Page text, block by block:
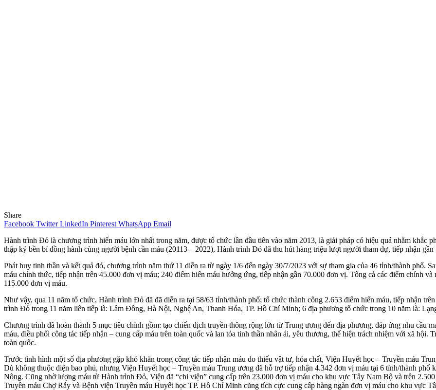
Share
Facebook Twitter LinkedIn Pinterest WhatsApp Email
Hành trình Đỏ là chương trình hiến máu lớn nhất trong năm, được tổ chức lần đầu tiên vào năm 2013, là giải pháp có hiệu quả nhằm khắc
thập kỷ bền bỉ đồng hành cùng người bệnh cần máu (20113 – 2022), Hành trình Đỏ đã thu hút hàng triệu lượt người tham dự, tiếp nhận
Phát huy tinh thần và kết quả đó, chương trình năm thứ 11 diễn ra từ ngày 1/6 đến ngày 30/7/2023 với sự tham gia của 46 tỉnh/thành phố.
máu chính thức, tiếp nhận trên 45.000 đơn vị máu; 240 điểm hiến máu hưởng ứng, tiếp nhận gần 70.000 đơn vị. Tổng cả các điểm chính
115.000 đơn vị máu.
Như vậy, qua 11 năm tổ chức, Hành trình Đỏ đã đã diễn ra tại 58/63 tỉnh/thành phố; tổ chức thành công 2.653 điểm hiến máu, tiếp nhận
trình Đỏ trong 11 năm liên tiếp là: Lâm Đồng, Hà Nội, Nghệ An, Thanh Hóa, TP. Hồ Chí Minh; 6 địa phương tổ chức trong 10 năm là:
Chương trình đã hoàn thành 5 mục tiêu chính gồm: tạo chiến dịch truyền thông rộng lớn từ Trung ương đến địa phương, đáp ứng nhu cầu
máu, điều phối công tác tiếp nhận – cung cấp máu trên toàn quốc và lan tỏa tinh thần nhân ái, yêu thương, thể hiện trách nhiệm với xã hội.
toàn quốc.
Trước tình hình một số địa phương gặp khó khăn trong công tác tiếp nhận máu do thiếu vật tư, hóa chất, Viện Huyết học – Truyền máu
Dù không thuộc diện bao phủ, nhưng Viện Huyết học – Truyền máu Trung ương đã hỗ trợ tiếp nhận 4.342 đơn vị máu tại 6 tỉnh/thành
Nông. Cũng nhờ lượng máu từ Hành trình Đỏ, Viện đã “chi viện” cung cấp trên 23.000 đơn vị máu cho khu vực Tây Nam Bộ và trên
Truyền máu Chợ Rẫy và Bệnh viện Truyền máu Huyết học TP. Hồ Chí Minh cũng tích cực cung cấp hàng ngàn đơn vị máu cho khu vực